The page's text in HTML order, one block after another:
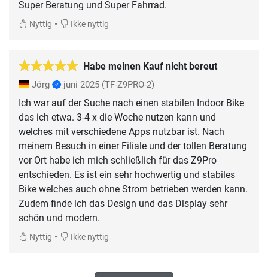
Super Beratung und Super Fahrrad.
Nyttig • Ikke nyttig
Habe meinen Kauf nicht bereut
Jörg juni 2025 (TF-Z9PRO-2)
Ich war auf der Suche nach einen stabilen Indoor Bike
das ich etwa. 3-4 x die Woche nutzen kann und
welches mit verschiedene Apps nutzbar ist. Nach
meinem Besuch in einer Filiale und der tollen Beratung
vor Ort habe ich mich schließlich für das Z9Pro
entschieden. Es ist ein sehr hochwertig und stabiles
Bike welches auch ohne Strom betrieben werden kann.
Zudem finde ich das Design und das Display sehr
schön und modern.
Nyttig • Ikke nyttig